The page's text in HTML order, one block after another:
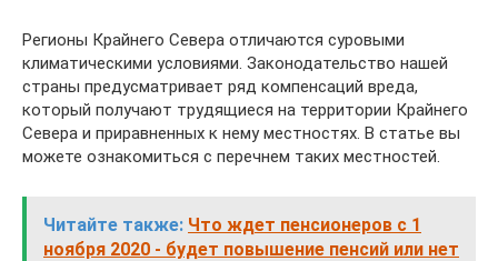
Регионы Крайнего Севера отличаются суровыми
климатическими условиями. Законодательство нашей
страны предусматривает ряд компенсаций вреда,
который получают трудящиеся на территории Крайнего
Севера и приравненных к нему местностях. В статье вы
можете ознакомиться с перечнем таких местностей.
Читайте также: Что ждет пенсионеров с 1
ноября 2020 - будет повышение пенсий или нет